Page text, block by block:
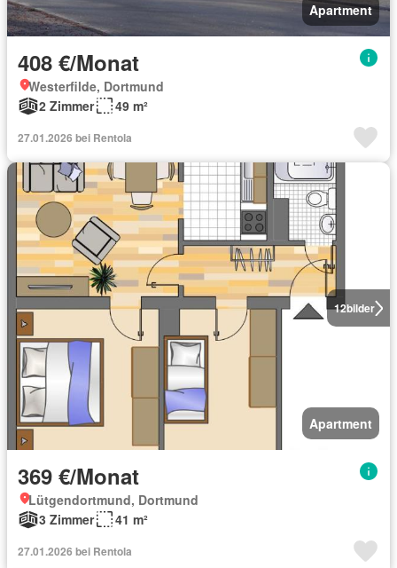
Apartment
408 €/Monat
Westerfilde, Dortmund
2 Zimmer
49 m²
27.01.2026 bei Rentola
12bilder
Apartment
369 €/Monat
Lütgendortmund, Dortmund
3 Zimmer
41 m²
27.01.2026 bei Rentola